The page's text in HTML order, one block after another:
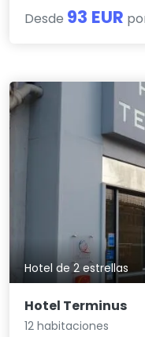
Desde 93 EUR
Hotel de 2 estrellas
Hotel Terminus
12 habitaciones